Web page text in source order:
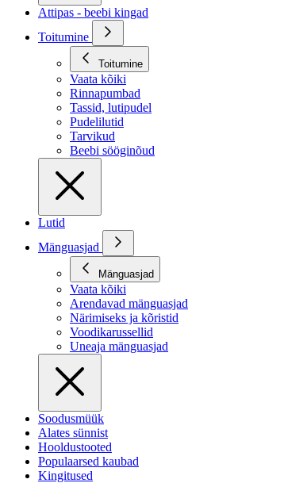
Attipas - beebi kingad
Toitumine
Toitumine
Vaata kõiki
Rinnapumbad
Tassid, lutipudel
Pudelilutid
Tarvikud
Beebi sööginõud
Lutid
Mänguasjad
Mänguasjad
Vaata kõiki
Arendavad mänguasjad
Närimiseks ja kõristid
Voodikarussellid
Uneaja mänguasjad
Soodusmüük
Alates sünnist
Hooldustooted
Populaarsed kaubad
Kingitused